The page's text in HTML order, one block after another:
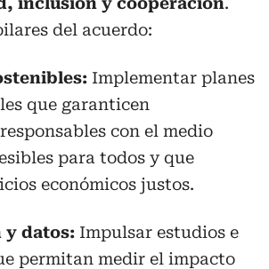
del acuerdo:
Implementar planes
que garanticen
con el medio
para todos y que
económicos justos.
y datos: Impulsar estudios e
permitan medir el impacto